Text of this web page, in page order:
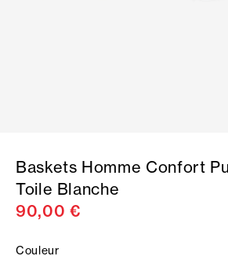
Baskets Homme Confort
Toile Blanche
90,00 €
Couleur